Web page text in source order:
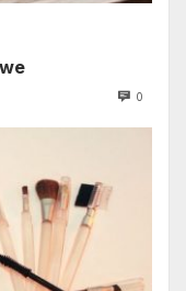
0